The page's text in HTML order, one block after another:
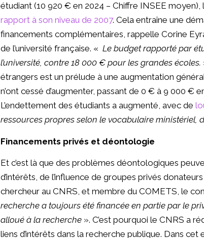
étudiant (10 920 € en 2024 – Chiffre INSEE moyen),
rapport à son niveau de 2007. Cela entraîne une
financements complémentaires, rappelle Corine
de l’université française. « Le budget rapporté par
l’université, contre 18 000 € pour les grandes écoles.
étrangers est un prélude à une augmentation
n’ont cessé d’augmenter, passant de 0 € à 9 000 €
L’endettement des étudiants a augmenté, avec de
ressources propres selon le vocabulaire ministériel,
Financements privés et déontologie
Et c’est là que des problèmes déontologiques
d’intérêts, de l’influence de groupes privés
chercheur au CNRS, et membre du COMETS, le
recherche a toujours été financée en partie par le
alloué à la recherche ». C’est pourquoi le CNRS a
liens d’intérêts dans la recherche publique. Dans